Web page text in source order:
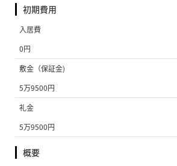
初期費用
入居費
0円
敷金（保証金)
5万9500円
礼金
5万9500円
概要